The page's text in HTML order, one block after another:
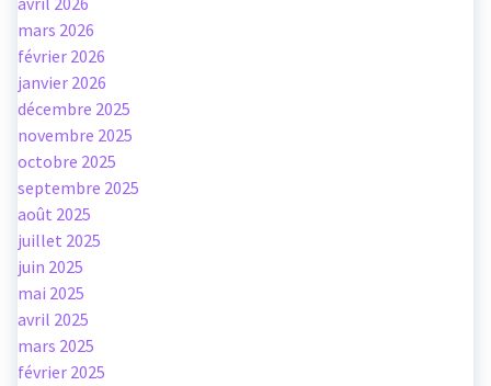
mars 2026
février 2026
janvier 2026
décembre 2025
novembre 2025
octobre 2025
septembre 2025
août 2025
juillet 2025
juin 2025
mai 2025
avril 2025
mars 2025
février 2025